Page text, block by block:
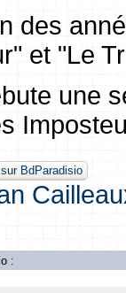
des
et "Le
une
BdParadisio
: